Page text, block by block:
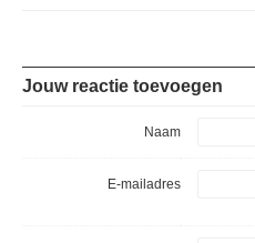
Jouw reactie toevoegen
Naam
E-mailadres